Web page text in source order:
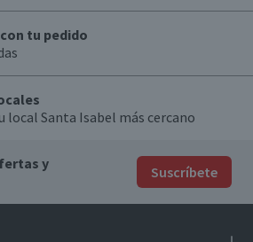
tu pedido
local Santa Isabel más cercano
y
Suscríbete